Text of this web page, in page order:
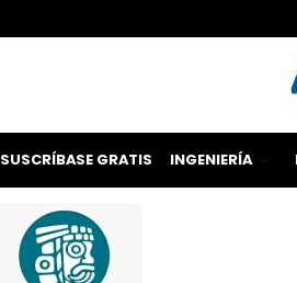
SUSCRÍBASE GRATIS INGENIERÍA